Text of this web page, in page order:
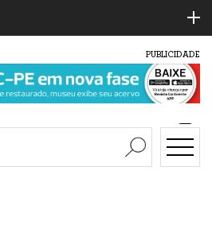
PUBLICIDADE